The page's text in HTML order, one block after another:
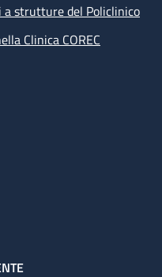
a strutture del Policlinico
Clinica COREC